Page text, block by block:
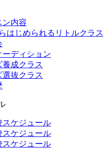
ン内容
はじめられるリトルクラス
ーディション
養成クラス
選抜クラス
スケジュール
スケジュール
スケジュール